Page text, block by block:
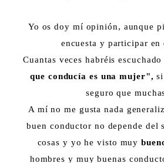
Yo os doy mí opinión, aunque
encuesta y participar en
Cuantas veces habréis escuchado
que conducía es una mujer",
seguro que
A mí no me gusta nada
buen conductor no depende del
cosas y yo he visto muy
hombres y muy buenas